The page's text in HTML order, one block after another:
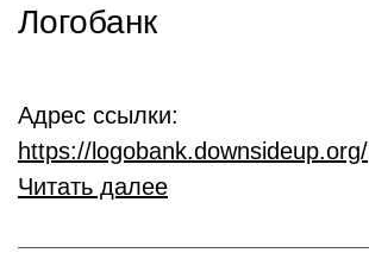
Логобанк
Адрес ссылки:
https://logobank.downsideup.org/
Читать далее